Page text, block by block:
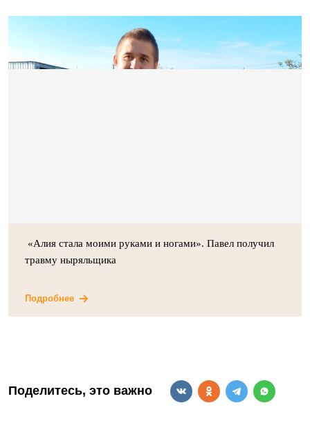
«Алия стала моими руками и ногами». Павел получил
травму ныряльщика
Подробнее
Поделитесь, это важно